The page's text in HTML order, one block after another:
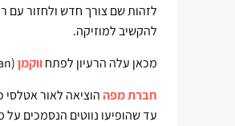
לזהות שם צורך חדש ולחזור עם
להקשיב למוזיקה.
מכאן עלה הרעיון לפתחווקמן(Walkman), שאז חולל מהפיכה צרכנית עצומה והיום הוא כבר היסטוריה.
חברת מפההוציאה לאור אטלסי